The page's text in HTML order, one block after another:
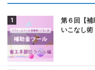
第６回【
いこなし術